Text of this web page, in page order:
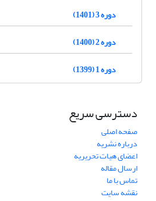
دوره 3 (1401)
دوره 2 (1400)
دوره 1 (1399)
دسترسی سریع
صفحه اصلی
درباره نشریه
اعضای هیات تحریریه
ارسال مقاله
تماس با ما
نقشه سایت